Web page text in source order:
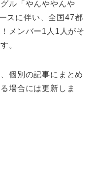
ル「やんややんや
スに伴い、全国47都
メンバー1人1人がそ
。
個別の記事にまとめ
場合には更新しま